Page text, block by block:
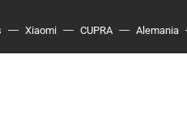
Xiaomi CUPRA Alemania